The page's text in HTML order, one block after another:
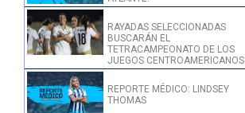
RAYADAS SELECCIONADAS
BUSCARÁN EL
TETRACAMPEONATO DE LOS
JUEGOS CENTROAMERICANOS
REPORTE MÉDICO: LINDSEY
THOMAS